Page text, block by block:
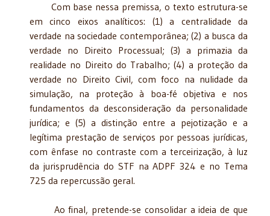
Com base nessa premissa, o texto estrutura-se
em cinco eixos analíticos: (1) a centralidade da
verdade na sociedade contemporânea; (2) a busca da
verdade no Direito Processual; (3) a primazia da
realidade no Direito do Trabalho; (4) a proteção da
verdade no Direito Civil, com foco na nulidade da
simulação, na proteção à boa-fé objetiva e nos
fundamentos da desconsideração da personalidade
jurídica; e (5) a distinção entre a pejotização e a
legítima prestação de serviços por pessoas jurídicas,
com ênfase no contraste com a terceirização, à luz
da jurisprudência do STF na ADPF 324 e no Tema
725 da repercussão geral.
Ao final, pretende-se consolidar a ideia de que